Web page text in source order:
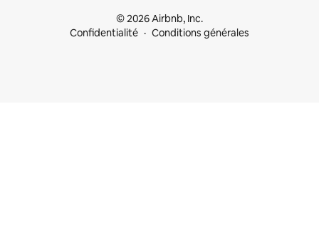
© 2026 Airbnb, Inc.
Confidentialité
Conditions générales